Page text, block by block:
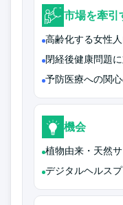
市場を牽引
高齢化する女性
閉経後健康問題
予防医療への関
機会
植物由来・天然
デジタルヘルス